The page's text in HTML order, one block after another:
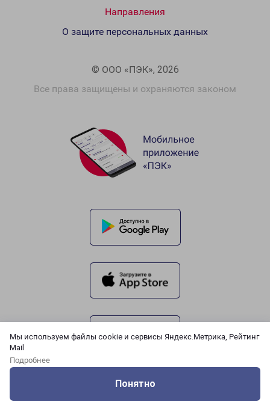
Мы используем файлы cookie и сервисы Яндекс.Метрика, Рейтинг
Mail
Подробнее
Понятно
Направления
© ООО «ПЭК», 2026
Все права защищены и охраняются законом
О защите персональных данных